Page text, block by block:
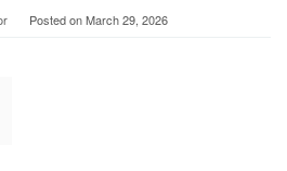
Posted onMarch 29, 2026